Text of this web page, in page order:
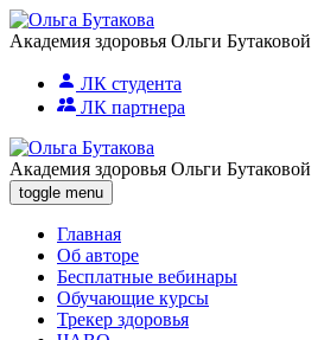
Академия здоровья Ольги Бутаковой
ЛК студента
ЛК партнера
Академия здоровья Ольги Бутаковой
toggle menu
Главная
Об авторе
Бесплатные вебинары
Обучающие курсы
Трекер здоровья